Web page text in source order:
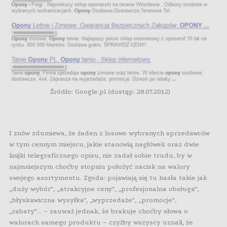
Źródło: Google.pl (dostęp: 28.07.2012)
I znów zdumiewa, że żaden z losowo wybranych sprzedawców
w tym cennym miejscu, jakie stanowią nagłówek oraz dwie
linijki telegraficznego opisu, nie zadał sobie trudu, by w
najmniejszym choćby stopniu położyć nacisk na walory
swojego asortymentu. Zgoda: pojawiają się tu hasła takie jak
„duży wybór”, „atrakcyjne ceny”, „profesjonalna obsługa”,
„błyskawiczna wysyłka”, „wyprzedaże”, „promocje”,
„rabaty”… – zauważ jednak, że brakuje choćby słowa o
walorach samego produktu – czyżby wszyscy uznali, że